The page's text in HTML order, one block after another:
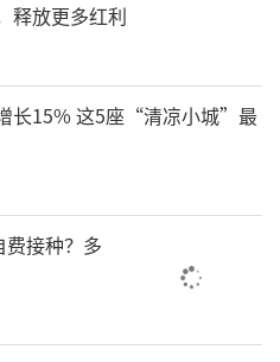
释放更多红利
长15% 这5座“清凉小城”最
接种？多